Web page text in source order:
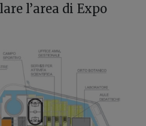
l’area di Expo